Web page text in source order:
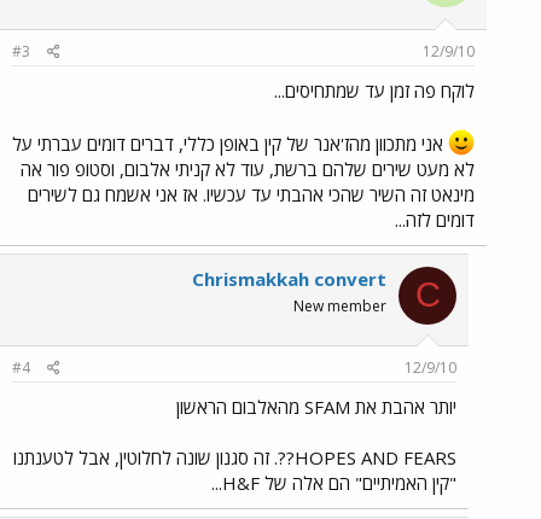
12/9/10
#3
לוקח פה זמן עד שמתחיסים...
אני מתכוון מהז'אנר של קין באופן כללי, דברים דומים עברתי על
לא מעט שירים שלהם ברשת, עוד לא קניתי אלבום, וסטופ פור אה
מינאט זה השיר שהכי אהבתי עד עכשיו. אז אני אשמח גם לשירים
דומים לזה...
C
Chrismakkah convert
New member
12/9/10
#4
יותר אהבת את SFAM מהאלבום הראשון
HOPES AND FEARS??. זה סגנון שונה לחלוטין, אבל לטענתנו
"קין האמיתיים" הם אלה של H&F...